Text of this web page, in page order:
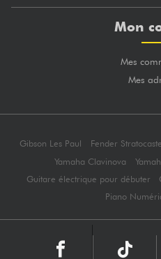
Mon
Mes
Mes
Gibson Les Paul Fender
Yamaha Clavinova
Guitare électrique pour débuter
Piano